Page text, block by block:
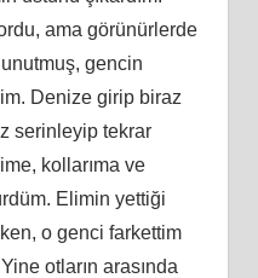
ama görünürlerde
gencin
Denize girip biraz
serinleyip tekrar
kollarıma ve
Elimin yettiği
o genci farkettim
otların arasında